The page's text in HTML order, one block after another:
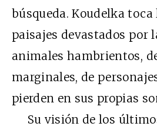
búsqueda. Koudelka
paisajes devastados por
animales hambrientos,
marginales, de
pierden en sus propias
Su visión de los